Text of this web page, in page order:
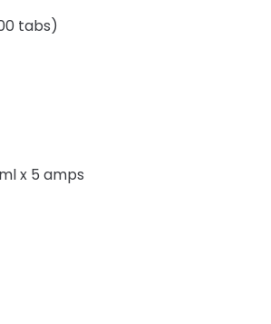
tabs)
x 5 amps